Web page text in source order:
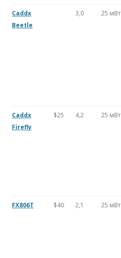
Caddx
Beetle
3,0 25 мВт
Caddx
Firefly
$25 4,2 25 мВт
FX806T $40 2,1 25 мВт